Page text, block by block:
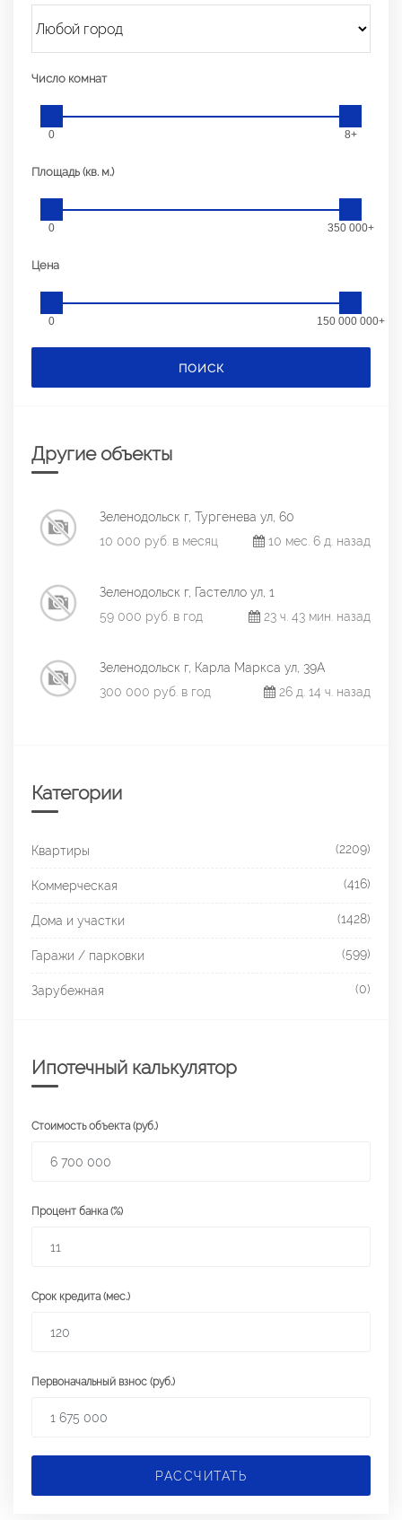
Число комнат
0 8+
Площадь (кв. м.)
0 350 000+
Цена
0 150 000 000+
ПОИСК
Другие объекты
Зеленодольск г, Тургенева ул, 60
10 000 руб. в месяц
10 мес. 6 д. назад
Зеленодольск г, Гастелло ул, 1
59 000 руб. в год
23 ч. 43 мин. назад
Зеленодольск г, Карла Маркса ул, 39А
300 000 руб. в год
26 д. 14 ч. назад
Категории
Квартиры (2209)
Коммерческая (416)
Дома и участки (1428)
Гаражи / парковки (599)
Зарубежная (0)
Ипотечный калькулятор
Стоимость объекта (руб.)
Процент банка (%)
Срок кредита (мес.)
Первоначальный взнос (руб.)
РАССЧИТАТЬ